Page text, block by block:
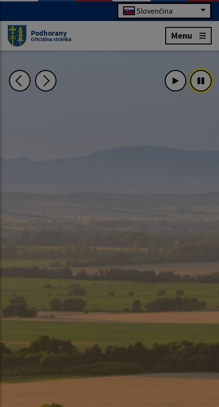
Slovenčina
Podhorany
Oficiálna stránka Menu